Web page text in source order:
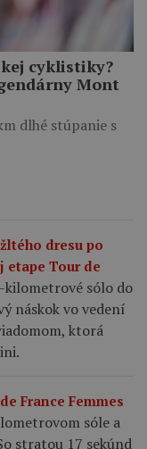
cyklistiky?
Mont
dlhé stúpanie s
dresu po
etape Tour de
sólo do
náskok vo vedení
ktorá
France Femmes
sóle a
stratou 17 sekúnd